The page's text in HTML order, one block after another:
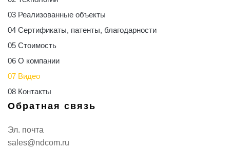
03 Реализованные объекты
04 Сертификаты, патенты, благодарности
05 Стоимость
06 О компании
07 Видео
08 Контакты
Обратная связь
Эл. почта
sales@ndcom.ru